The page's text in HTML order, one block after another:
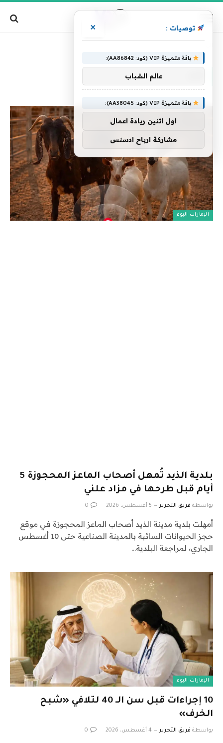
الإمارات اليوم
بلدية الذيد تُمهل أصحاب الماعز المحجوزة 5
أيام قبل طرحها في مزاد علني
بواسطة فريق التحرير 5 أغسطس، 2026 0
أمهلت بلدية مدينة الذيد أصحاب الماعز المحجوزة في موقع
حجز الحيوانات السائبة بالمدينة الصناعية حتى 10 أغسطس
الجاري، لمراجعة البلدية…
الإمارات اليوم
10 إجراءات قبل سن الـ 40 لتلافي «شبح
الخرف»
بواسطة فريق التحرير 4 أغسطس، 2026 0
توصيات : ×
باقة متميزة VIP (كود: AA86842):
عالم الشباب
باقة متميزة VIP (كود: AA38045):
اول اثنين ريادة اعمال
مشاركة ارباح ادسنس